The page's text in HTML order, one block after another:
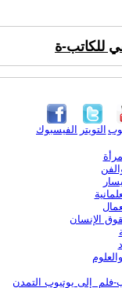
للكاتب-ة
الفيسبوك التويتر
الإنسان
فلم إلى يوتيوب التمدن